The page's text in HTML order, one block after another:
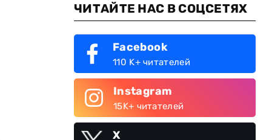
ЧИТАЙТЕ НАС В СОЦСЕТЯХ
Facebook
110 K+ читателей
Instagram
15K+ читателей
X